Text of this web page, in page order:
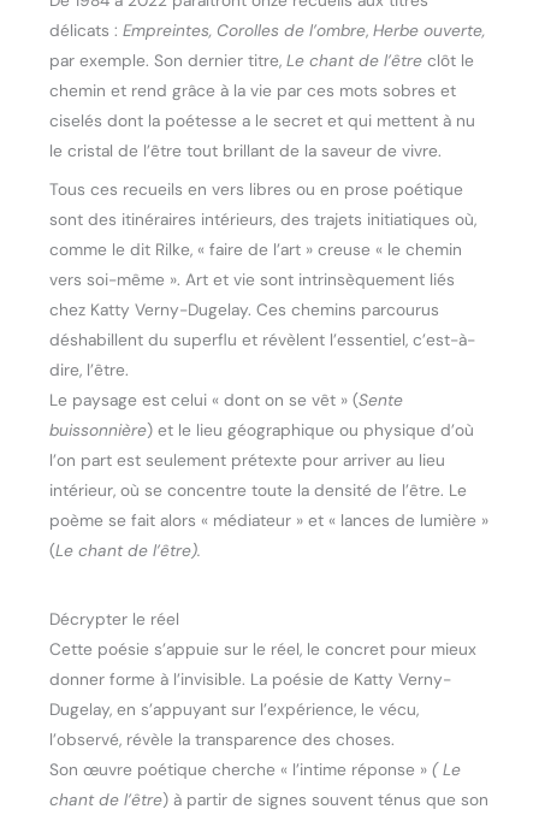
délicats :Empreintes, Corolles de l’ombre,Herbe ouverte,
par exemple. Son dernier titre,Le chant de l’êtreclôt le
chemin et rend grâce à la vie par ces mots sobres et
ciselés dont la poétesse a le secret et qui mettent à nu
le cristal de l’être tout brillant de la saveur de vivre.
Tous ces recueils en vers libres ou en prose poétique
sont des itinéraires intérieurs, des trajets initiatiques où,
comme le dit Rilke, « faire de l’art » creuse « le chemin
vers soi-même ». Art et vie sont intrinsèquement liés
chez Katty Verny-Dugelay. Ces chemins parcourus
déshabillent du superflu et révèlent l’essentiel, c’est-à-
dire, l’être.
Le paysage est celui « dont on se vêt » (Sente
buissonnière) et le lieu géographique ou physique d’où
l’on part est seulement prétexte pour arriver au lieu
intérieur, où se concentre toute la densité de l’être. Le
poème se fait alors « médiateur » et « lances de lumière »
(Le chant de l’être).
Décrypter le réel
Cette poésie s’appuie sur le réel, le concret pour mieux
donner forme à l’invisible. La poésie de Katty Verny-
Dugelay, en s’appuyant sur l’expérience, le vécu,
l’observé, révèle la transparence des choses.
Son œuvre poétique cherche « l’intime réponse »( Le
chant de l’être) à partir de signes souvent ténus que son